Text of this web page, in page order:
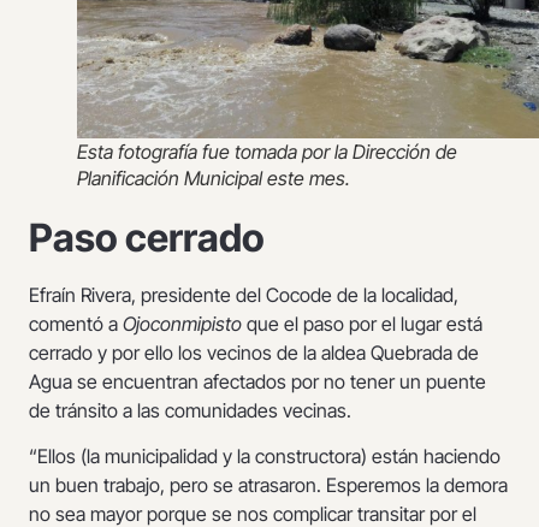
Esta fotografía fue tomada por la Dirección de
Planificación Municipal este mes.
Paso cerrado
Efraín Rivera, presidente del Cocode de la localidad,
comentó a Ojoconmipisto que el paso por el lugar está
cerrado y por ello los vecinos de la aldea Quebrada de
Agua se encuentran afectados por no tener un puente
de tránsito a las comunidades vecinas.
“Ellos (la municipalidad y la constructora) están haciendo
un buen trabajo, pero se atrasaron. Esperemos la demora
no sea mayor porque se nos complicar transitar por el